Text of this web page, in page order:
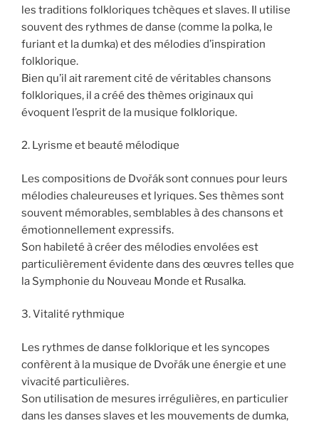
les traditions folkloriques tchèques et slaves. Il utilise
souvent des rythmes de danse (comme la polka, le
furiant et la dumka) et des mélodies d’inspiration
folklorique.
Bien qu’il ait rarement cité de véritables chansons
folkloriques, il a créé des thèmes originaux qui
évoquent l’esprit de la musique folklorique.
2. Lyrisme et beauté mélodique
Les compositions de Dvořák sont connues pour leurs
mélodies chaleureuses et lyriques. Ses thèmes sont
souvent mémorables, semblables à des chansons et
émotionnellement expressifs.
Son habileté à créer des mélodies envolées est
particulièrement évidente dans des œuvres telles que
la Symphonie du Nouveau Monde et Rusalka.
3. Vitalité rythmique
Les rythmes de danse folklorique et les syncopes
confèrent à la musique de Dvořák une énergie et une
vivacité particulières.
Son utilisation de mesures irrégulières, en particulier
dans les danses slaves et les mouvements de dumka,